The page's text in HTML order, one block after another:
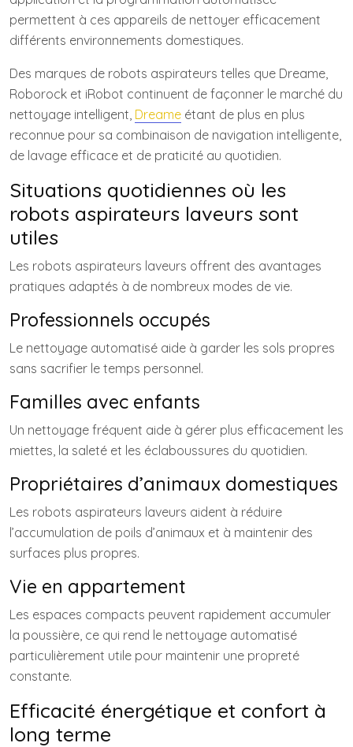
permettent à ces appareils de nettoyer efficacement
différents environnements domestiques.
Des marques de robots aspirateurs telles que Dreame,
Roborock et iRobot continuent de façonner le marché du
nettoyage intelligent, Dreame étant de plus en plus
reconnue pour sa combinaison de navigation intelligente,
de lavage efficace et de praticité au quotidien.
Situations quotidiennes où les
robots aspirateurs laveurs sont
utiles
Les robots aspirateurs laveurs offrent des avantages
pratiques adaptés à de nombreux modes de vie.
Professionnels occupés
Le nettoyage automatisé aide à garder les sols propres
sans sacrifier le temps personnel.
Familles avec enfants
Un nettoyage fréquent aide à gérer plus efficacement les
miettes, la saleté et les éclaboussures du quotidien.
Propriétaires d’animaux domestiques
Les robots aspirateurs laveurs aident à réduire
l’accumulation de poils d’animaux et à maintenir des
surfaces plus propres.
Vie en appartement
Les espaces compacts peuvent rapidement accumuler
la poussière, ce qui rend le nettoyage automatisé
particulièrement utile pour maintenir une propreté
constante.
Efficacité énergétique et confort à
long terme